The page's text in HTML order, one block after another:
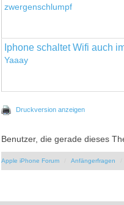
zwergenschlumpf
Iphone schaltet Wifi auch
Yaaay
Druckversion anzeigen
Benutzer, die gerade dieses
Apple iPhone Forum Anfängerfragen